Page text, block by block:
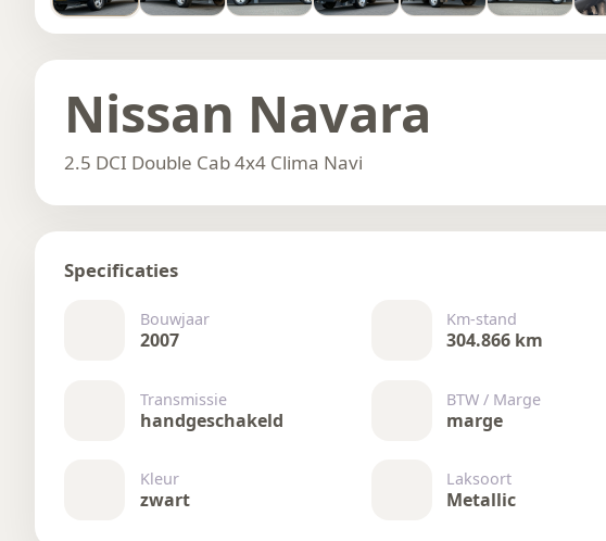
Nissan Navara
2.5 DCI Double Cab 4x4 Clima Navi
Specificaties
Bouwjaar
2007
Km-stand
304.866 km
Transmissie
handgeschakeld
BTW / Marge
marge
Kleur
zwart
Laksoort
Metallic